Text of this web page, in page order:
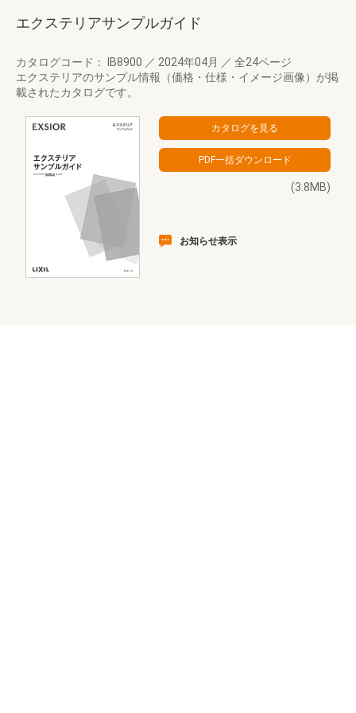
エクステリアサンプルガイド
カタログコード： IB8900 ／ 2024年04月 ／ 全24ページ
エクステリアのサンプル情報（価格・仕様・イメージ画像）が掲
載されたカタログです。
(3.8MB)
お知らせ表示